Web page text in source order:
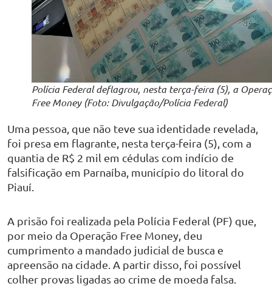
Polícia Federal deflagrou, nesta terça-feira (5), a
Free Money (Foto: Divulgação/Polícia Federal)
Uma pessoa, que não teve sua identidade revelada,
foi presa em flagrante, nesta terça-feira (5), com a
quantia de R$ 2 mil em cédulas com indício de
falsificação em Parnaíba, município do litoral do
Piauí.
A prisão foi realizada pela Polícia Federal (PF) que,
por meio da Operação Free Money, deu
cumprimento a mandado judicial de busca e
apreensão na cidade. A partir disso, foi possível
colher provas ligadas ao crime de moeda falsa.